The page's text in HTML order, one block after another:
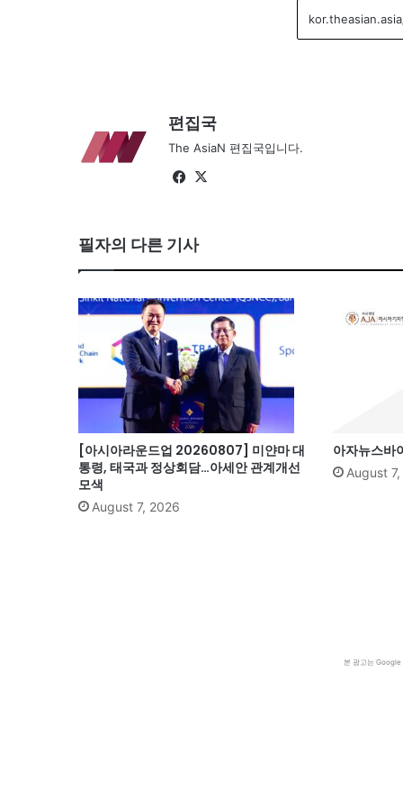
편집국
The AsiaN 편집국입니다.
Fa
ok
필자의 다른 기사
[아시아라운드업 20260807] 미얀마 대
통령, 태국과 정상회담…아세안 관계개선
모색
August 7, 2026
아자뉴스
August
본 광고는 Google